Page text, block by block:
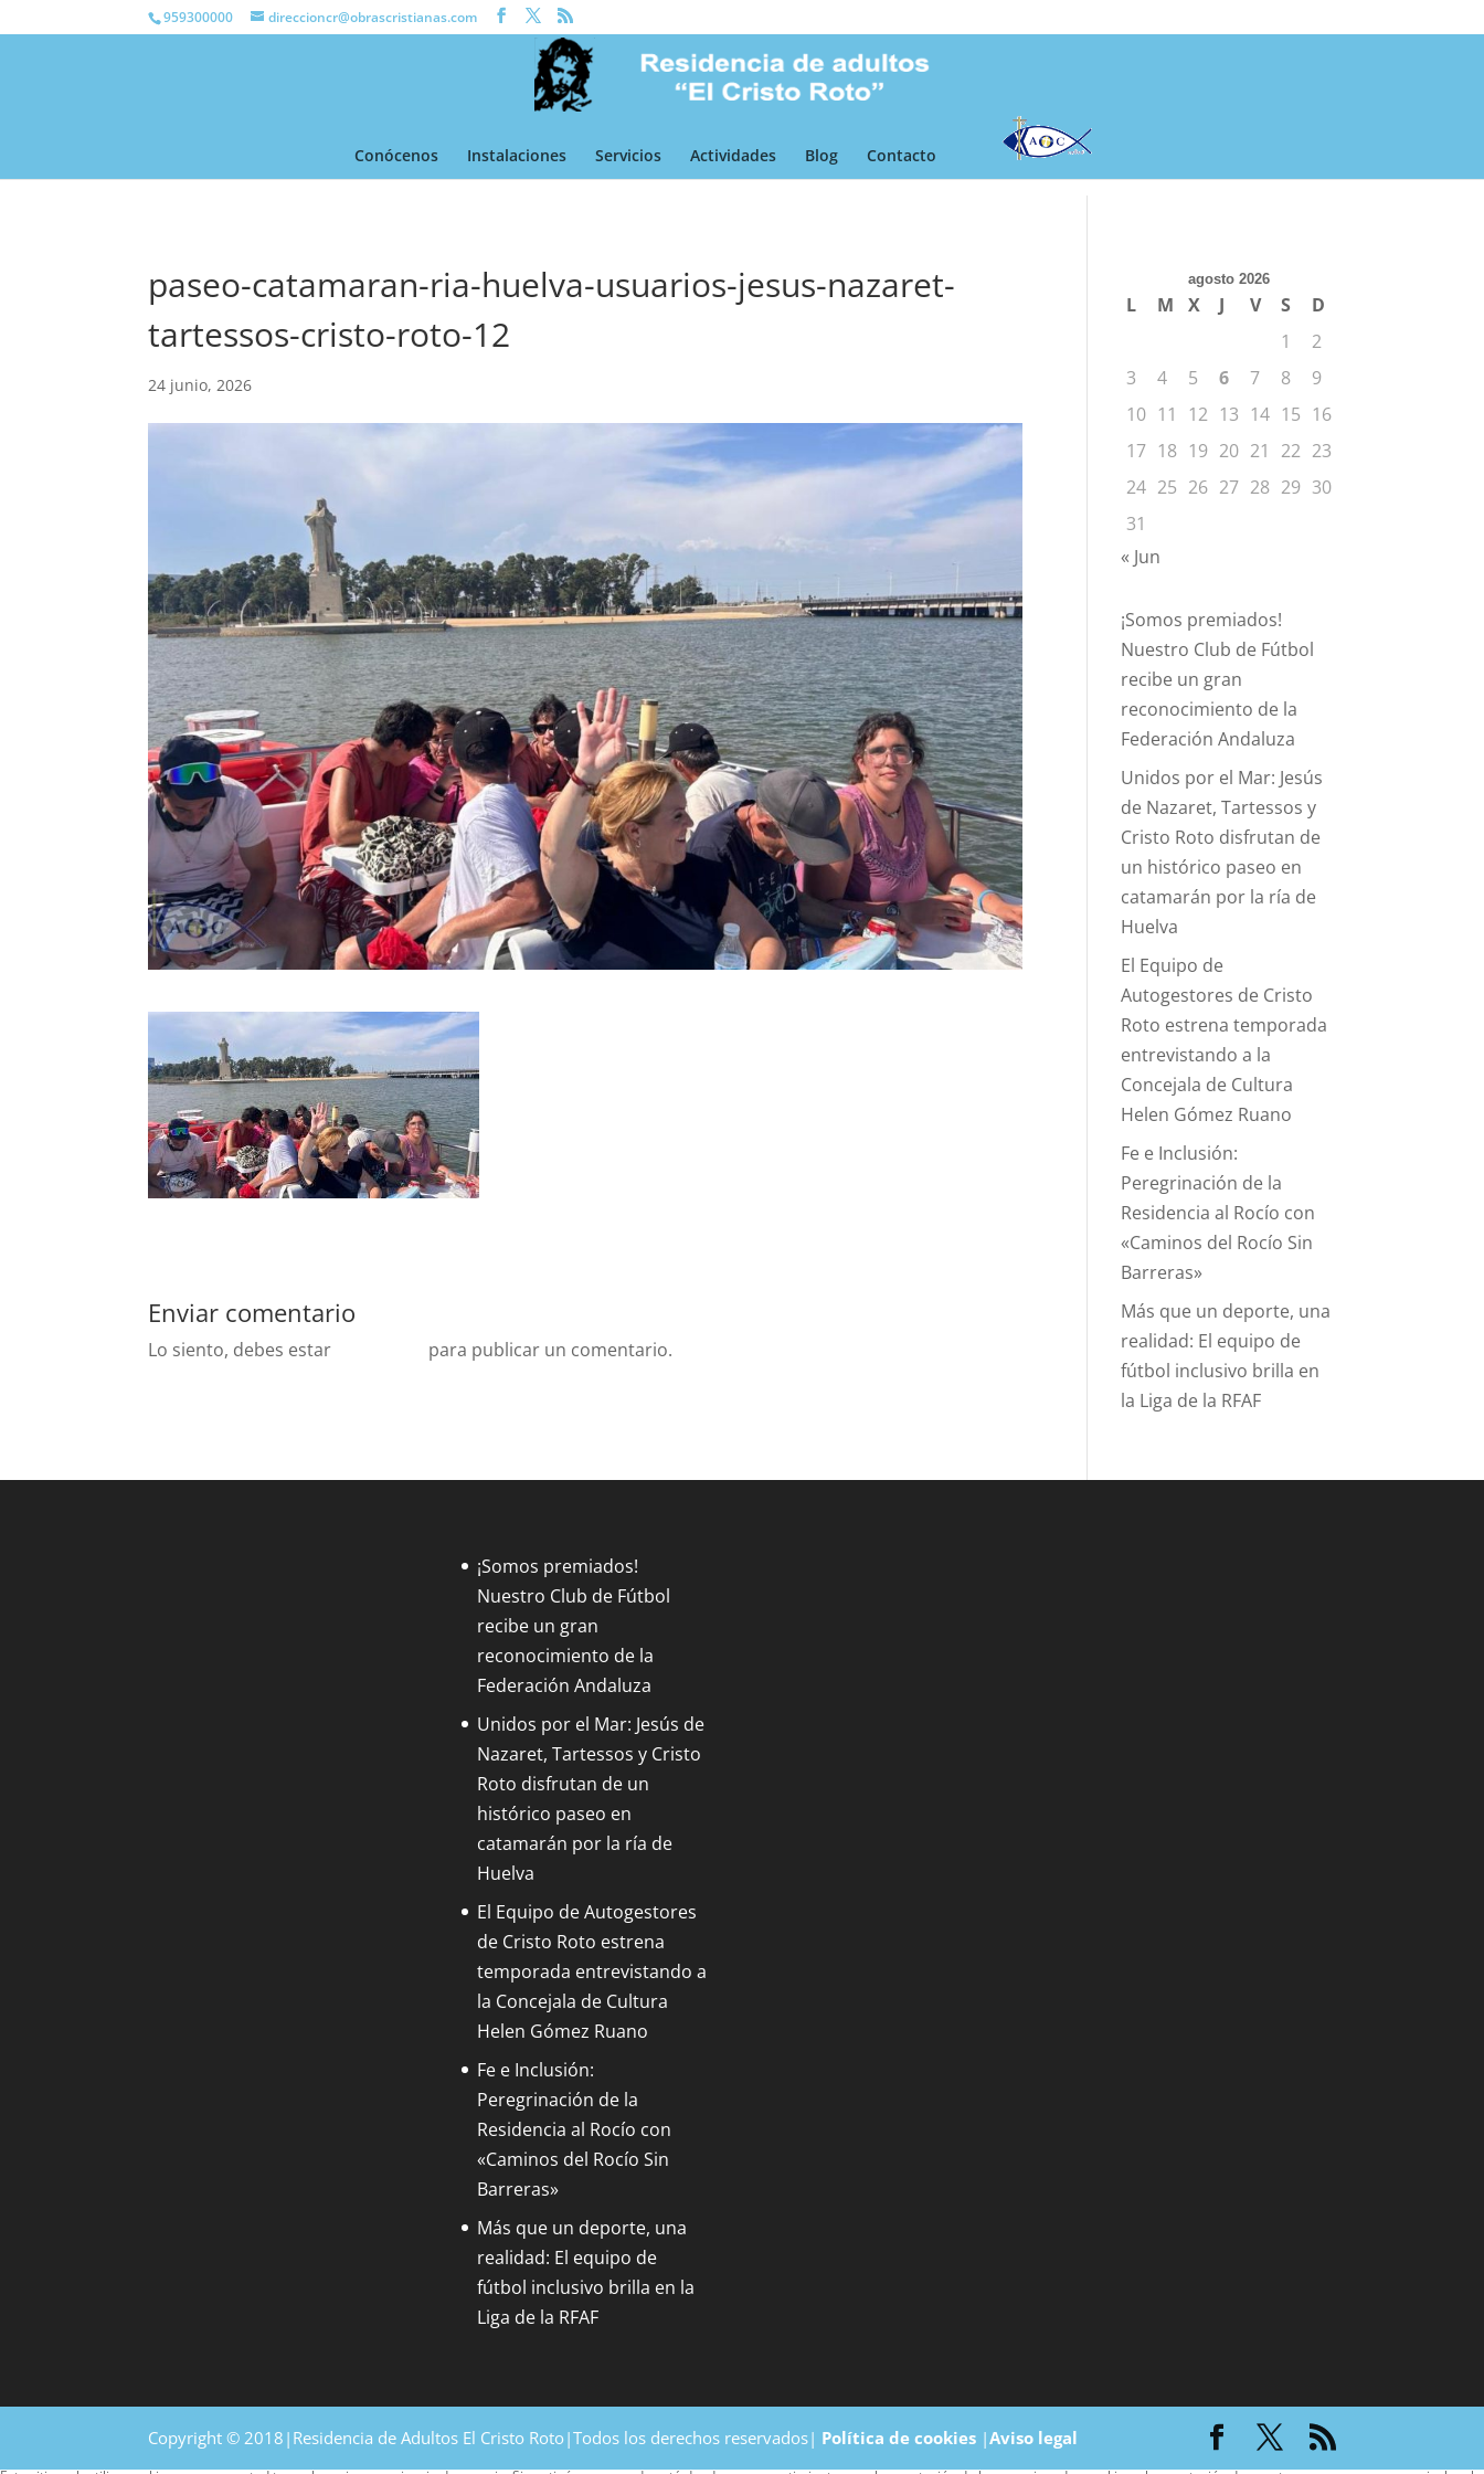
959300000 direccioncr@obrascristianas.com
Conócenos Instalaciones Servicios Actividades Blog Contacto
paseo-catamaran-ria-huelva-usuarios-jesus-nazaret-
tartessos-cristo-roto-12
24 junio, 2026
Enviar comentario
Lo siento, debes estar para publicar un comentario.
agosto 2026
L M X J V S
D
1
2
3
4 5 6 7 8
9
10 11 12 13 14 15 16
17 18 19 20 21 22 23
24 25 26 27 28 29 30
31
« Jun
¡Somos premiados!
Nuestro Club de Fútbol
recibe un gran
reconocimiento de la
Federación Andaluza
Unidos por el Mar: Jesús
de Nazaret, Tartessos y
Cristo Roto disfrutan de
un histórico paseo en
catamarán por la ría de
Huelva
El Equipo de
Autogestores de Cristo
Roto estrena temporada
entrevistando a la
Concejala de Cultura
Helen Gómez Ruano
Fe e Inclusión:
Peregrinación de la
Residencia al Rocío con
«Caminos del Rocío Sin
Barreras»
Más que un deporte, una
realidad: El equipo de
fútbol inclusivo brilla en
la Liga de la RFAF
¡Somos premiados!
Nuestro Club de Fútbol
recibe un gran
reconocimiento de la
Federación Andaluza
Unidos por el Mar: Jesús de
Nazaret, Tartessos y Cristo
Roto disfrutan de un
histórico paseo en
catamarán por la ría de
Huelva
El Equipo de Autogestores
de Cristo Roto estrena
temporada entrevistando a
la Concejala de Cultura
Helen Gómez Ruano
Fe e Inclusión:
Peregrinación de la
Residencia al Rocío con
«Caminos del Rocío Sin
Barreras»
Más que un deporte, una
realidad: El equipo de
fútbol inclusivo brilla en la
Liga de la RFAF
Copyright © 2018|Residencia de Adultos El Cristo Roto|Todos los derechos reservados| Política de cookies |Aviso legal